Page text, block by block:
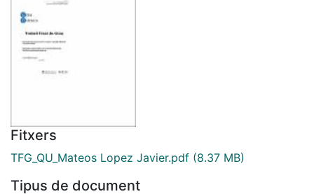
Fitxers
TFG_QU_Mateos Lopez Javier.pdf (8.37 MB)
Tipus de document